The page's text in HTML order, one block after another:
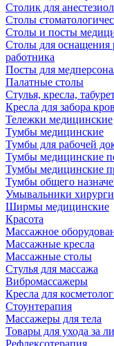
Столик для
Столы
Столы и посты
Столы для оснащения
работника
Посты для
Палатные столы
Стулья, кресла,
Кресла для забора
Тележки медицинские
Тумбы медицинские
Тумбы для рабочей
Тумбы медицинские
Тумбы медицинские
Тумбы общего
Умывальники
Ширмы медицинские
Красота
Массажное
Массажные кресла
Массажные столы
Стулья для массажа
Вибромассажеры
Кресла для
Стоунтерапия
Массажеры для тела
Товары для ухода за
Рефлексотерапия